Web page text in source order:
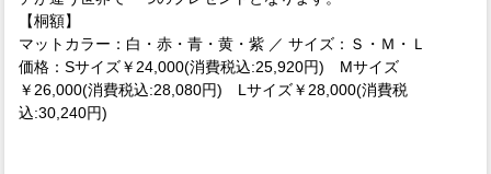
【桐額】
マットカラー：白・赤・青・黄・紫 ／ サイズ：Ｓ・Ｍ・Ｌ
価格：Sサイズ￥24,000(消費税込:25,920円) Mサイズ
￥26,000(消費税込:28,080円) Lサイズ￥28,000(消費税
込:30,240円)